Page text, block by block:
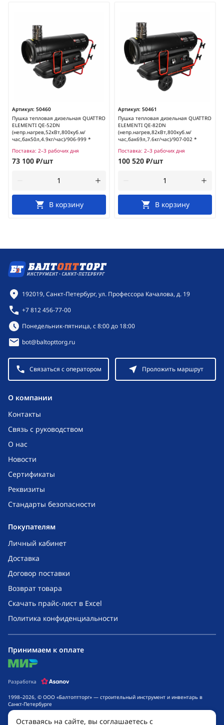
Артикул: 50460
Пушка тепловая дизельная QUATTRO
ELEMENTI QE-52DN
(непр.нагрев,52кВт,800куб.м/
час,бак50л,4.9кг/час)/906-999 *
Поставка: 2–3 рабочих дня
73 100 ₽/шт
В корзину
Артикул: 50461
Пушка тепловая дизельная QUATTRO
ELEMENTI QE-82DN
(непр.нагрев,82кВт,800куб.м/
час,бак69л,7.6кг/час)/907-002 *
Поставка: 2–3 рабочих дня
100 520 ₽/шт
В корзину
O компании
Контакты
Связь с руководством
О нас
Новости
Сертификаты
Реквизиты
Стандарты безопасности
Покупателям
Личный кабинет
Доставка
Договор поставки
Возврат товара
Скачать прайс-лист в Excel
Политика конфиденциальности
Контактная информация
192019, Санкт-Петербург, ул. Профессора Качалова, д. 19
+7 812 456-77-00
Режим работы:
Понедельник-пятница, с 8:00 до 18:00
bot@baltopttorg.ru
Связаться с оператором Проложить маршрут
1998–2026, © ООО «Балтоптторг» — строительный инструмент и инвентарь в
Санкт-Петербурге
Обращаем ваше внимание на то, что данный интернет-сайт носит исключительно
информационный характер и ни при каких условиях не является публичной
Принимаем к оплате
mir
Разработка
Оставаясь на сайте, вы соглашаетесь с